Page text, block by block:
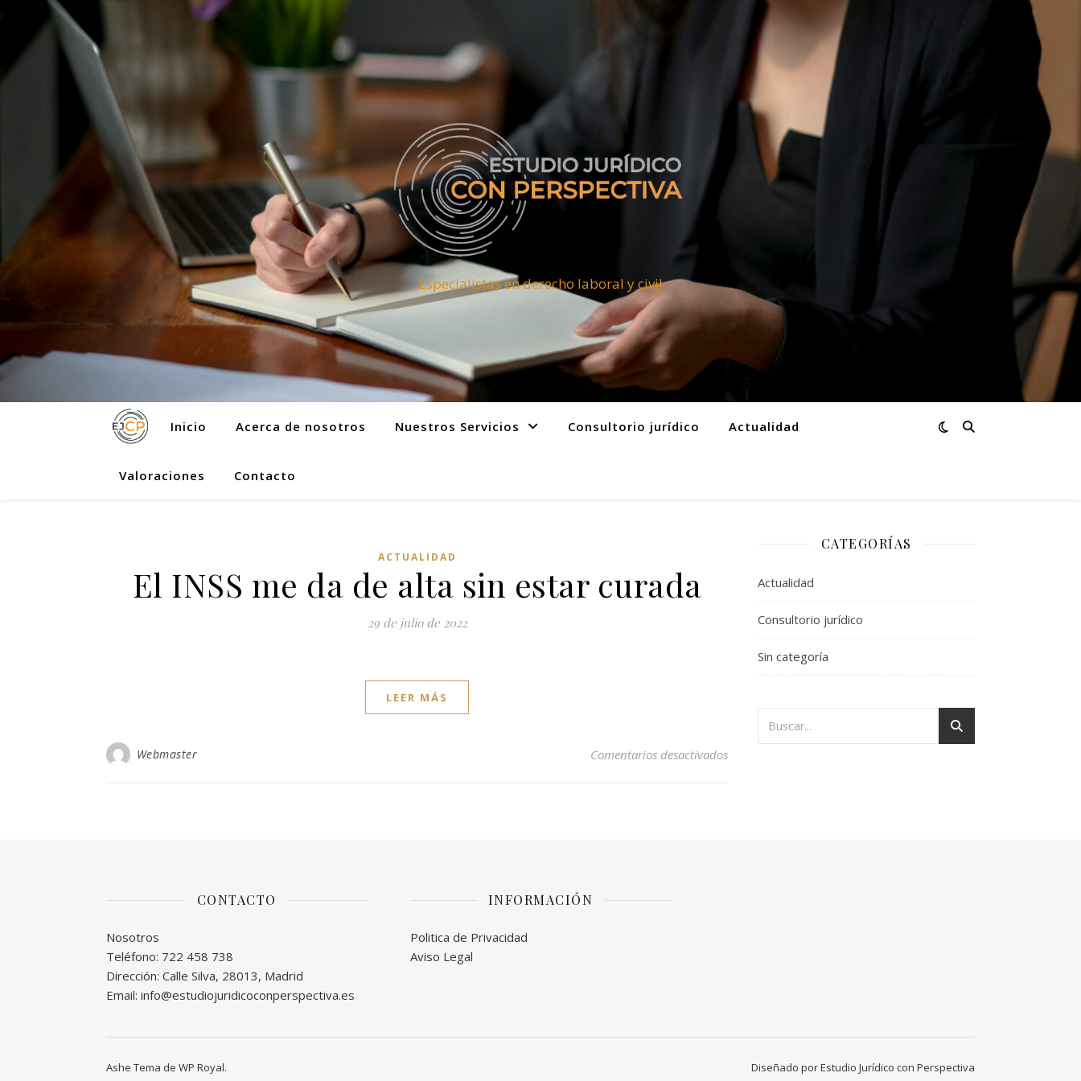
Especialistas en derecho laboral y civil
Inicio Acerca de nosotros Nuestros Servicios Consultorio jurídico Actualidad
Valoraciones Contacto
ACTUALIDAD
El INSS me da de alta sin estar curada
29 de julio de 2022
LEER MÁS
Webmaster Comentarios desactivadosen El INSS me da de alta sin estar curada
CATEGORÍAS
Actualidad
Consultorio jurídico
Sin categoría
CONTACTO
Nosotros
Teléfono: 722 458 738
Dirección: Calle Silva, 28013, Madrid
Email: info@estudiojuridicoconperspectiva.es
INFORMACIÓN
Politica de Privacidad
Aviso Legal
Diseñado por Estudio Jurídico con Perspectiva
Ashe Tema de WP Royal.